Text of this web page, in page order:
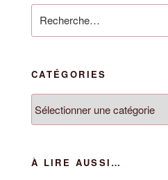
pour
CATÉGORIES
À LIRE AUSSI…